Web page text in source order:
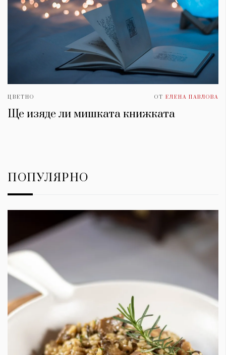
ЦВЕТНО ОТ ЕЛЕНА ПАВЛОВА
Ще изяде ли мишката книжката
ПОПУЛЯРНО